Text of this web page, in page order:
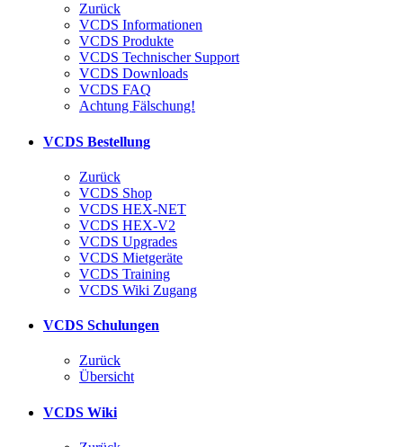
Zurück
VCDS Informationen
VCDS Produkte
VCDS Technischer Support
VCDS Downloads
VCDS FAQ
Achtung Fälschung!
VCDS Bestellung
Zurück
VCDS Shop
VCDS HEX-NET
VCDS HEX-V2
VCDS Upgrades
VCDS Mietgeräte
VCDS Training
VCDS Wiki Zugang
VCDS Schulungen
Zurück
Übersicht
VCDS Wiki